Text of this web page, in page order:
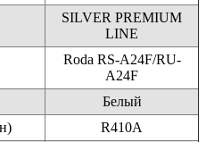
SILVER PREMIUM
LINE
Roda RS-A24F/RU-
A24F
Белый
R410A